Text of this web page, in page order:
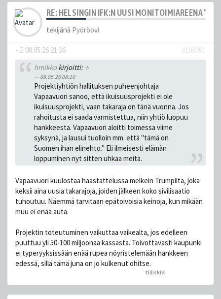
RE: HELSINGIN IFK:N UUSI MONITOIMIAREENA
tekijänä Pyöröovi
- 08.05.26 21:36
#109091
hmikkokirjoitti: ↑
08.05.26 08:10
Projektiyhtiön hallituksen puheenjohtaja
Vapaavuori sanoo, että ikuisuusprojekti ei ole
ikuisuusprojekti, vaan takaraja on tänä vuonna. Jos
rahoitusta ei saada varmistettua, niin yhtiö luopuu
hankkeesta. Vapaavuori aloitti toimessa viime
syksynä, ja lausui tuolloin mm. että "tämä on
Suomen ihan elinehto." Eli ilmeisesti elämän
loppuminen nyt sitten uhkaa meitä.
Vapaavuori kuulostaa haastattelussa melkein Trumpilta, joka
keksii aina uusia takarajoja, joiden jälkeen koko sivilisaatio
tuhoutuu. Näemmä tarvitaan epätoivoisia keinoja, kun mikään
muu ei enää auta.
Projektin toteutuminen vaikuttaa vaikealta, jos edelleen
puuttuu yli 50-100 miljoonaa kassasta. Toivottavasti kaupunki
ei typeryyksissään enää rupea nöyristelemään hankkeen
edessä, sillä tämä juna on jo kulkenut ohitse.
tiiliskivi